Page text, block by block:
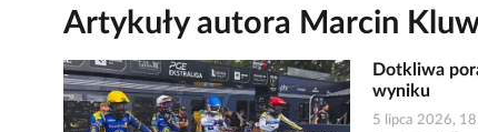
Artykuły autora Marcin
Dotkliwa
wyniku
5 lipca 2026,